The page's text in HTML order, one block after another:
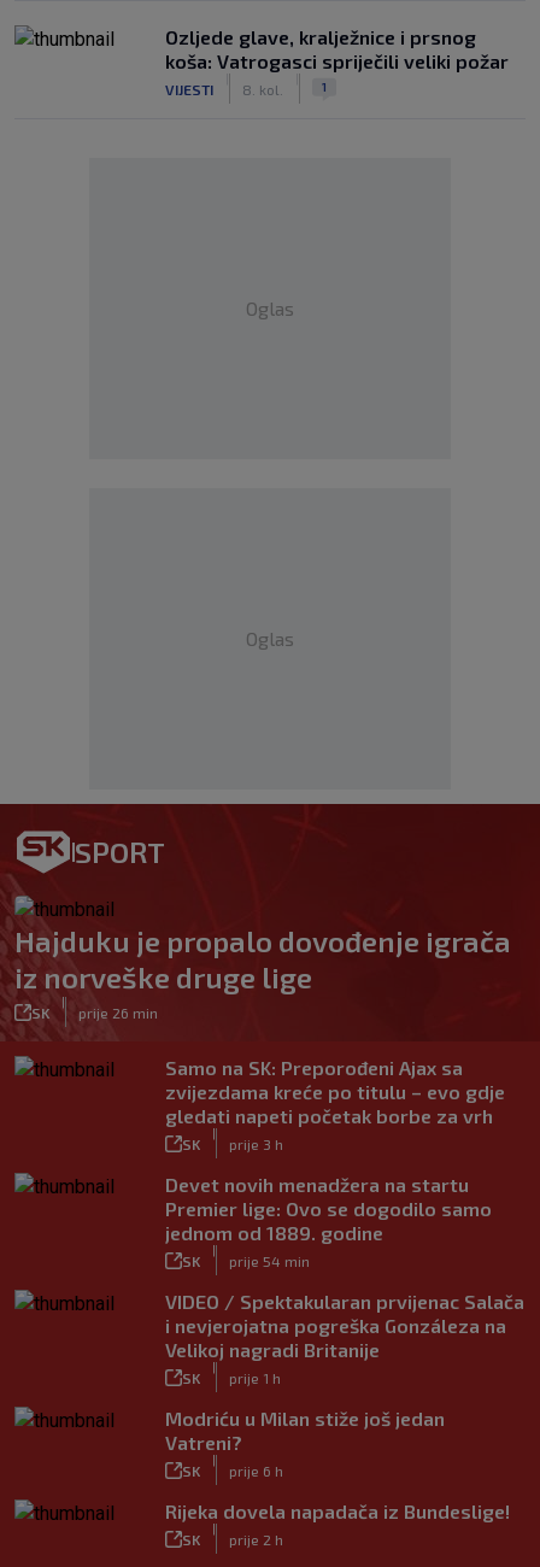
Ozljede glave, kralježnice i prsnog
koša: Vatrogasci spriječili veliki požar
VIJESTI 8. kol. 1
Oglas
Oglas
SPORT
Hajduku je propalo dovođenje igrača
iz norveške druge lige
SK prije 26 min
Samo na SK: Preporođeni Ajax sa
zvijezdama kreće po titulu – evo gdje
gledati napeti početak borbe za vrh
SK prije 3 h
Devet novih menadžera na startu
Premier lige: Ovo se dogodilo samo
jednom od 1889. godine
SK prije 54 min
VIDEO / Spektakularan prvijenac Salača
i nevjerojatna pogreška Gonzáleza na
Velikoj nagradi Britanije
SK prije 1 h
Modriću u Milan stiže još jedan
Vatreni?
SK prije 6 h
Rijeka dovela napadača iz Bundeslige!
SK prije 2 h